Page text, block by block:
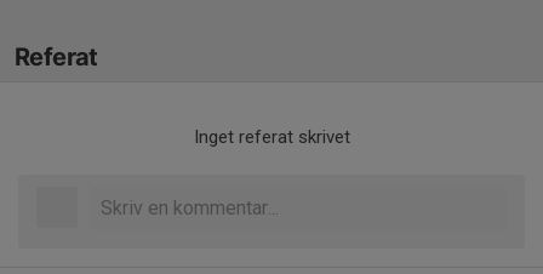
Referat
Inget referat skrivet